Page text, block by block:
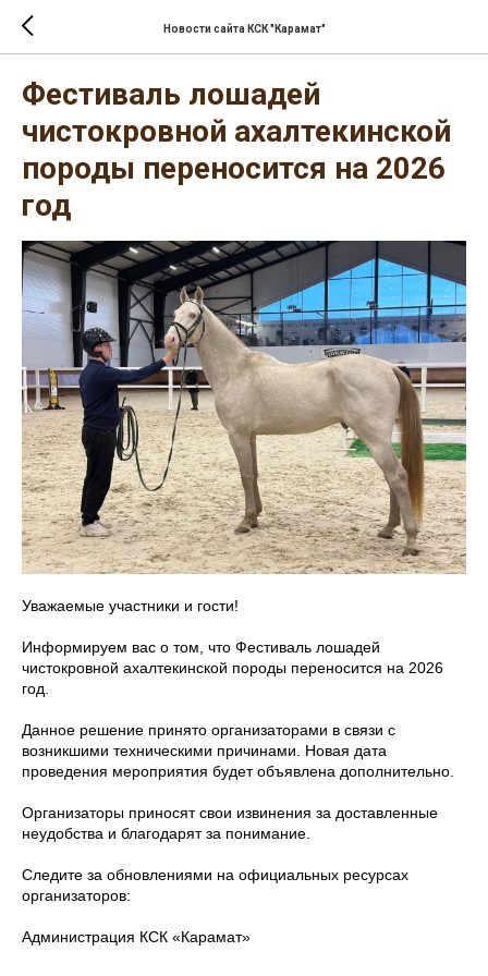
Новости сайта КСК "Карамат"
Фестиваль лошадей
чистокровной ахалтекинской
породы переносится на 2026
год
Уважаемые участники и гости!
Информируем вас о том, что Фестиваль лошадей
чистокровной ахалтекинской породы переносится на 2026
год.
Данное решение принято организаторами в связи с
возникшими техническими причинами. Новая дата
проведения мероприятия будет объявлена дополнительно.
Организаторы приносят свои извинения за доставленные
неудобства и благодарят за понимание.
Следите за обновлениями на официальных ресурсах
организаторов:
Администрация КСК «Карамат»